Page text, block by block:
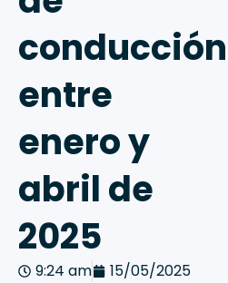
conducción
entre
enero y
abril de
2025
9:24 am 15/05/2025